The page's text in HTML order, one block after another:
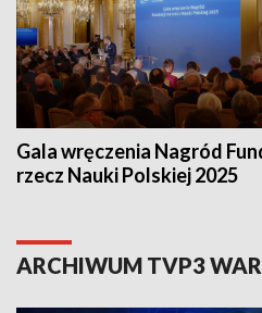
Gala wręczenia Nagród
rzecz Nauki Polskiej 2025
ARCHIWUM TVP3